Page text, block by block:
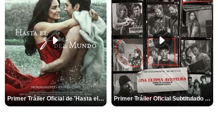
Primer Tráiler Oficial de 'Hasta el fin del mundo' Primer Tráiler Oficial Subtitulado de 'Una última aventura: Detrás de cámaras de Stranger Things 5'